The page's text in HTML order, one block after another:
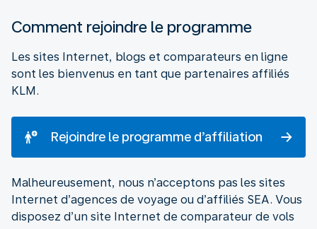
Comment rejoindre le programme
Les sites Internet, blogs et comparateurs en ligne
sont les bienvenus en tant que partenaires affiliés
KLM.
Rejoindre le programme d’affiliation
Malheureusement, nous n’acceptons pas les sites
Internet d’agences de voyage ou d’affiliés SEA. Vous
disposez d’un site Internet de comparateur de vols